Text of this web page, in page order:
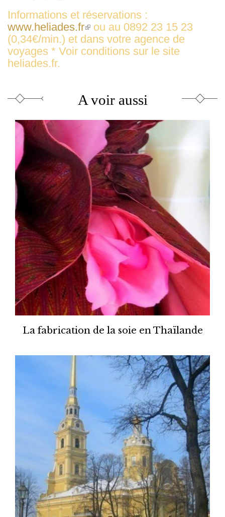
Informations et réservations :
www.heliades.fr(le
lien
est
ou au 0892 23 15 23
(0,34€/min.) et dans votre agence de
voyages * Voir conditions sur le site
heliades.fr.
A voir aussi
La fabrication de la soie en Thaïlande